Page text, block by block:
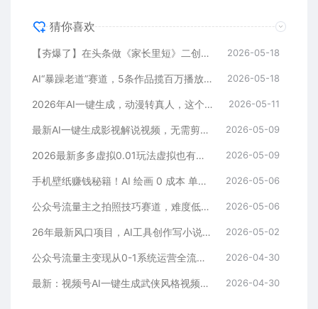
猜你喜欢
【夯爆了】在头条做《家长里短》二创小故事，这个月收益2w+ 2026-05-18
AI“暴躁老道”赛道，5条作品揽百万播放！（附变现全攻略） 2026-05-18
2026年AI一键生成，动漫转真人，这个月靠这个AI赚了2W+ 2026-05-11
最新AI一键生成影视解说视频，无需剪辑3分钟1条，条条爆款，多平台变现日入2000+ 2026-05-09
2026最新多多虚拟0.01玩法虚拟也有新门路轻松日入2500! 2026-05-09
手机壁纸赚钱秘籍！AI 绘画 0 成本 单店狂销 3.8 万单 2026-05-06
公众号流量主之拍照技巧赛道，难度低+流量大，起号第一篇就爆了10w阅读！ 2026-05-06
26年最新风口项目，AI工具创作写小说，轻松实现日入1000+ 2026-05-02
公众号流量主变现从0-1系统运营全流程讲解！ 2026-04-30
最新：视频号AI一键生成武侠风格视频，狂撸视频号分成收益，学完轻松日入1000+ 2026-04-30